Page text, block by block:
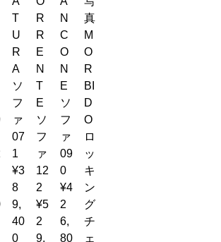
T
U
R
A
ソ
フ
ァ
07
1
¥3
8
9,
40
0
R
R
E
N
T
E
ソ
フ
ァ
12
2
¥5
2
9,
N
C
O
N
E
ソ
フ
ァ
09
0
¥4
2
6,
80
M
O
R
BI
D
O
ロ
ッ
キ
ン
グ
チ
ェ